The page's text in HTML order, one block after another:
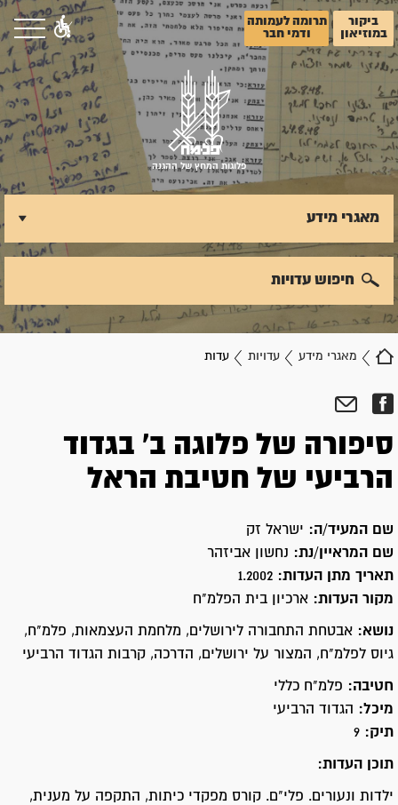
ביקור
במוזיאון
תרומה לעמותה
ודמי חבר
פלוגות המחץ של ההגנה
מאגרי מידע עדויות עדות
מאגרי מידע
חיפוש עדויות
סיפורה של פלוגה ב' בגדוד
הרביעי של חטיבת הראל
שם המעיד/ה: ישראל זק
שם המראיין/נת: נחשון אביזהר
תאריך מתן העדות: 1.2002
מקור העדות: ארכיון בית הפלמ"ח
נושא: אבטחת התחבורה לירושלים, מלחמת העצמאות, פלמ"ח,
גיוס לפלמ"ח, המצור על ירושלים, הדרכה, קרבות הגדוד הרביעי
חטיבה: פלמ"ח כללי
מיכל:
הגדוד הרביעי
תיק: 9
תוכן העדות:
ילדות ונעורים. פלי"ם. קורס מפקדי כיתות, התקפה על מענית,